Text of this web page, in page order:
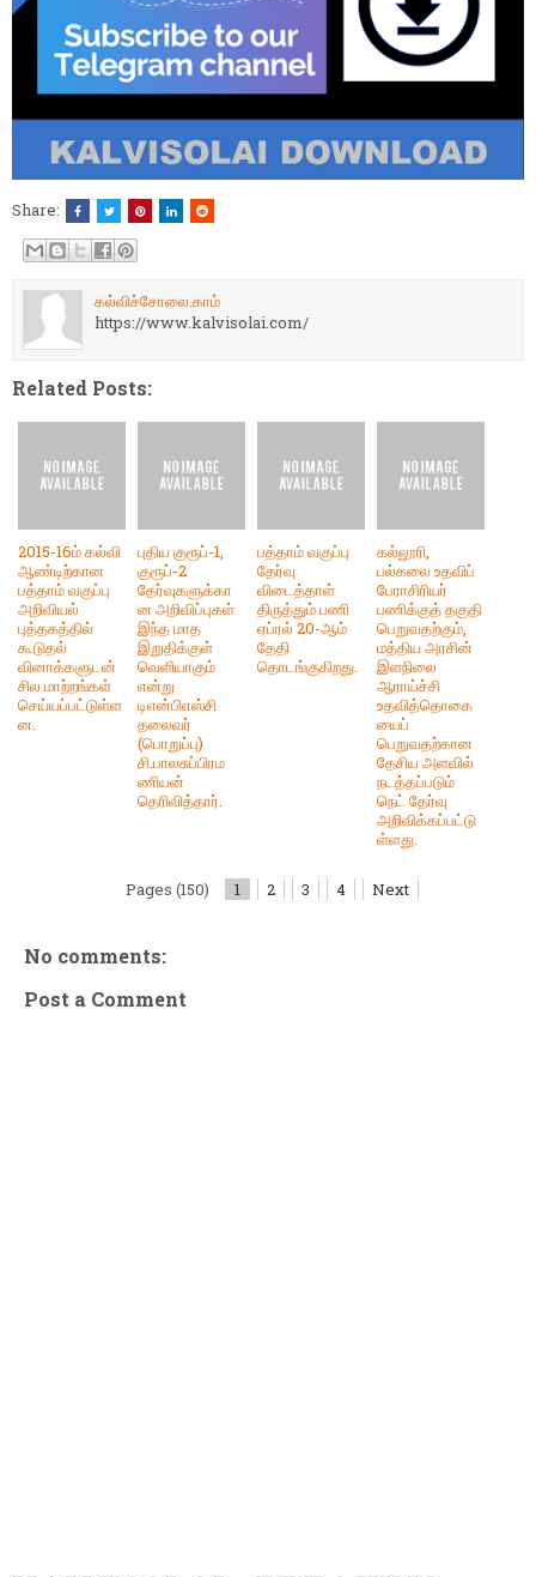
Share:
கல்விச்சோலை.காம்
https://www.kalvisolai.com/
Related Posts:
2015-16ம் கல்வி
ஆண்டிற்கான
பத்தாம் வகுப்பு
அறிவியல்
புத்தகத்தில்
கூடுதல்
வினாக்களுடன்
சில மாற்றங்கள்
செய்யப்பட்டுள்ள
ன.
புதிய குரூப்-1,
குரூப்-2
தேர்வுகளுக்கா
ன அறிவிப்புகள்
இந்த மாத
இறுதிக்குள்
வெளியாகும்
என்று
டிஎன்பிஎஸ்சி
தலைவர்
(பொறுப்பு)
சி.பாலசுப்பிரம
ணியன்
தெரிவித்தார்.
பத்தாம் வகுப்பு
தேர்வு
விடைத்தாள்
திருத்தும் பணி
ஏப்ரல் 20-ஆம்
தேதி
தொடங்குகிறது.
கல்லூரி,
பல்கலை உதவிப்
பேராசிரியர்
பணிக்குத் தகுதி
பெறுவதற்கும்,
மத்திய அரசின்
இளநிலை
ஆராய்ச்சி
உதவித்தொகை
யைப்
பெறுவதற்கான
தேசிய அளவில்
நடத்தப்படும்
நெட் தேர்வு
அறிவிக்கப்பட்டு
ள்ளது.
Pages (150) 1 2 3 4 Next
No comments:
Post a Comment